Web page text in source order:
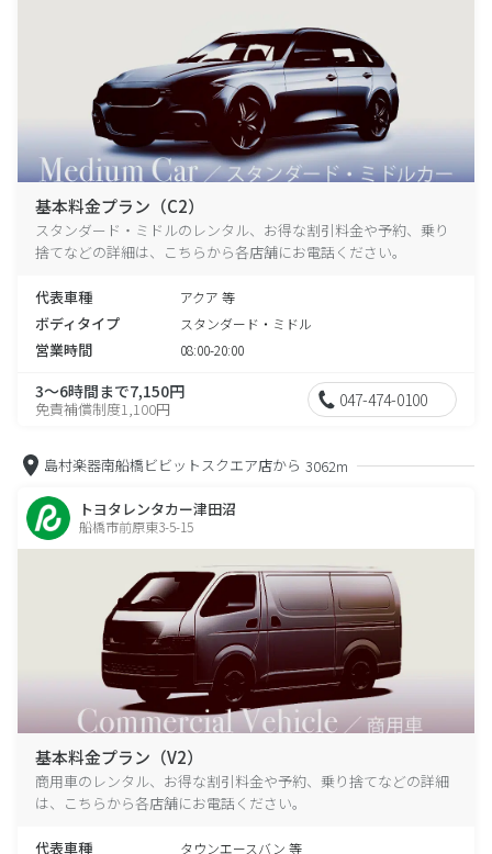
基本料金プラン（C2）
スタンダード・ミドルのレンタル、お得な割引料金や予約、乗り
捨てなどの詳細は、こちらから各店舗にお電話ください。
代表車種 アクア 等
ボディタイプ スタンダード・ミドル
営業時間 08:00-20:00
3～6時間まで7,150円
免責補償制度1,100円 047-474-0100
島村楽器南船橋ビビットスクエア店から 3062m
トヨタレンタカー津田沼
船橋市前原東3-5-15
基本料金プラン（V2）
商用車のレンタル、お得な割引料金や予約、乗り捨てなどの詳細
は、こちらから各店舗にお電話ください。
代表車種 タウンエースバン 等